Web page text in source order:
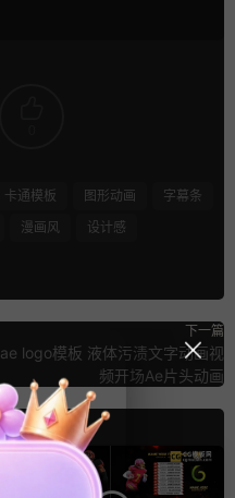
卡通模板 图形动画
字幕条
漫画风 设计感
下一篇
ae logo模板 液体污渍文字动画视
频开场Ae片头动画